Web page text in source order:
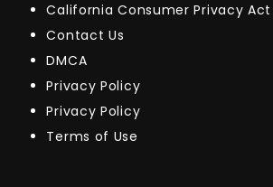
California Consumer Privacy Act
Contact Us
DMCA
Privacy Policy
Privacy Policy
Terms of Use